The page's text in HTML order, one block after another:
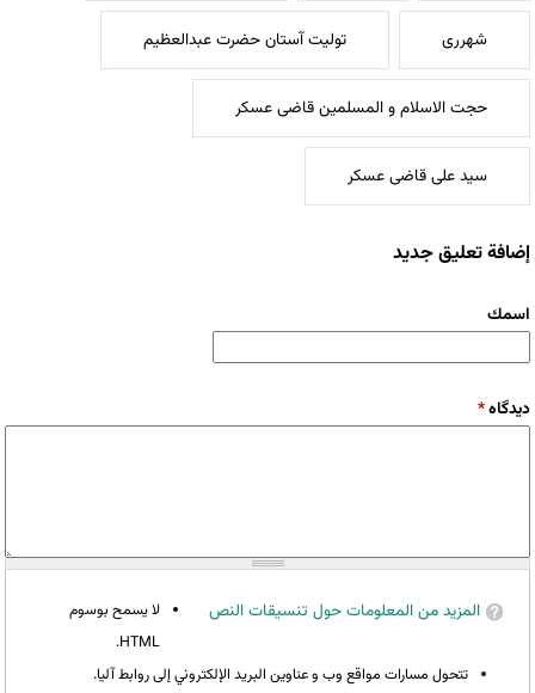
شهرری تولیت آستان حضرت عبدالعظیم
حجت الاسلام و المسلمین قاضی عسکر
سید علی قاضی عسکر
إضافة تعليق جديد
‏اسمك ‏
‏دیدگاه ‏*
المزيد من المعلومات حول تنسيقات النص
لا يسمح بوسوم
HTML.
تتحول مسارات مواقع وب و عناوين البريد الإلكتروني إلى روابط آليا.